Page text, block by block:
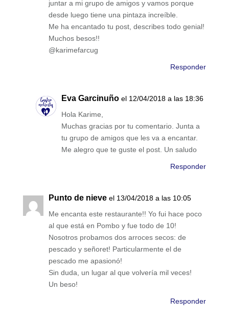
juntar a mi grupo de amigos y vamos porque
desde luego tiene una pintaza increíble.
Me ha encantado tu post, describes todo genial!
Muchos besos!!
@karimefarcug
Responder
Eva Garcinuño el 12/04/2018 a las 18:36
Hola Karime,
Muchas gracias por tu comentario. Junta a
tu grupo de amigos que les va a encantar.
Me alegro que te guste el post. Un saludo
Responder
Punto de nieve el 13/04/2018 a las 10:05
Me encanta este restaurante!! Yo fui hace poco
al que está en Pombo y fue todo de 10!
Nosotros probamos dos arroces secos: de
pescado y señoret! Particularmente el de
pescado me apasionó!
Sin duda, un lugar al que volvería mil veces!
Un beso!
Responder